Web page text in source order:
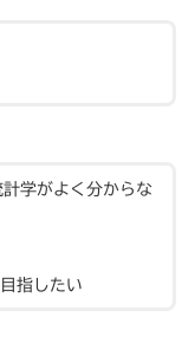
学がよく分からな
指したい